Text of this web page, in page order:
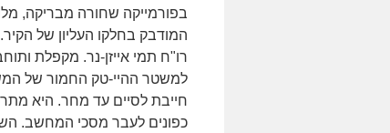
בפורמייקה שחורה מבריקה,
המודבק בחלקו העליון של
רו"ח תמי אייזן-נר. מקפלת
למשטר ההיי-טק החמור של
חייבת לסיים עד מחר. היא
כפונים לעבר מסכי המחשב.